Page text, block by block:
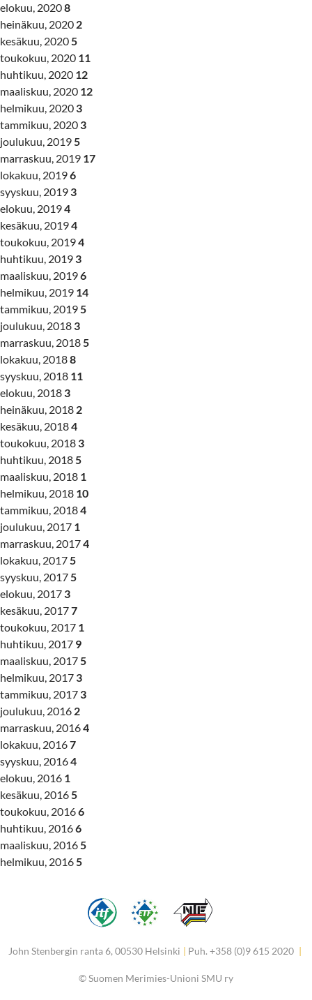
elokuu, 20208
heinäkuu, 2020 2
kesäkuu, 20205
toukokuu, 2020 11
huhtikuu, 2020 12
maaliskuu, 2020 12
helmikuu, 2020 3
tammikuu, 2020 3
joulukuu, 20195
marraskuu, 2019 17
lokakuu, 20196
syyskuu, 2019 3
elokuu, 20194
kesäkuu, 20194
toukokuu, 20194
huhtikuu, 2019 3
maaliskuu, 20196
helmikuu, 2019 14
tammikuu, 20195
joulukuu, 2018 3
marraskuu, 20185
lokakuu, 20188
syyskuu, 2018 11
elokuu, 2018 3
heinäkuu, 2018 2
kesäkuu, 20184
toukokuu, 2018 3
huhtikuu, 20185
maaliskuu, 2018 1
helmikuu, 2018 10
tammikuu, 20184
joulukuu, 2017 1
marraskuu, 20174
lokakuu, 20175
syyskuu, 20175
elokuu, 2017 3
kesäkuu, 20177
toukokuu, 2017 1
huhtikuu, 2017 9
maaliskuu, 20175
helmikuu, 2017 3
tammikuu, 2017 3
joulukuu, 2016 2
marraskuu, 20164
lokakuu, 20167
syyskuu, 20164
elokuu, 2016 1
kesäkuu, 20165
toukokuu, 20166
huhtikuu, 20166
maaliskuu, 20165
helmikuu, 20165
John Stenbergin ranta 6, 00530 Helsinki | Puh. +358 (0)9 615 2020 |
©Suomen Merimies-Unioni SMU ry